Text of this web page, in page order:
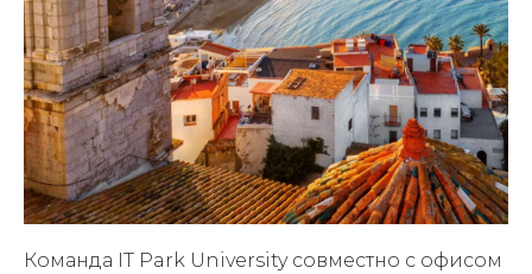
Команда IT Park University совместно с офисом